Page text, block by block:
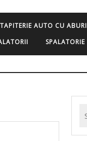
AUTO CU ABURI